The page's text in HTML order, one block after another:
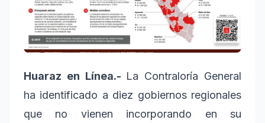
Huaraz en Línea.- La Contraloría General
ha identificado a diez gobiernos regionales
que no vienen incorporando en su